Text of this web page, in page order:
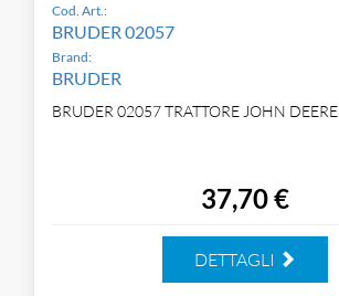
Cod. Art.:
BRUDER 02057
Brand:
BRUDER
BRUDER 02057 TRATTORE JOHN DEERE
37,70 €
DETTAGLI